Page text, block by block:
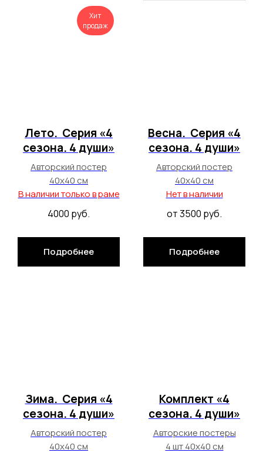
Хит
продаж
Лето. Серия «4
сезона. 4 души»
Авторский постер
40х40 см
В наличии только в раме
4000 руб.
Подробнее
Весна. Серия «4
сезона. 4 души»
Авторский постер
40х40 см
Нет в наличии
от 3500 руб.
Подробнее
Зима. Серия «4
сезона. 4 души»
Авторский постер
40х40 см
Комплект «4
сезона. 4 души»
Авторские постеры
4 шт 40х40 см